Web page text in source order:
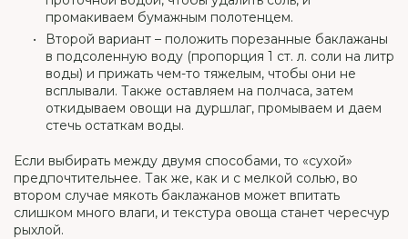
промакиваем бумажным полотенцем.
Второй вариант – положить порезанные баклажаны
в подсоленную воду (пропорция 1 ст. л. соли на литр
воды) и прижать чем-то тяжелым, чтобы они не
всплывали. Также оставляем на полчаса, затем
откидываем овощи на дуршлаг, промываем и даем
стечь остаткам воды.
Если выбирать между двумя способами, то «сухой»
предпочтительнее. Так же, как и с мелкой солью, во
втором случае мякоть баклажанов может впитать
слишком много влаги, и текстура овоща станет чересчур
рыхлой.